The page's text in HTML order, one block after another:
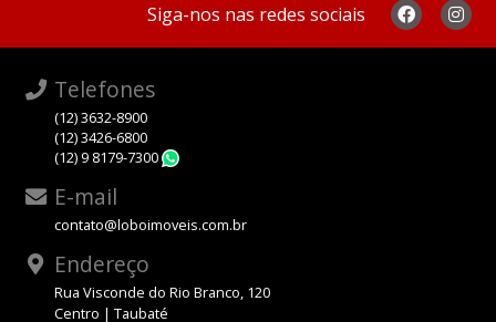
Siga-nos nas redes sociais
Telefones
(12) 3632-8900
(12) 3426-6800
(12) 9 8179-7300
E-mail
contato@loboimoveis.com.br
Endereço
Rua Visconde do Rio Branco, 120
Centro | Taubaté